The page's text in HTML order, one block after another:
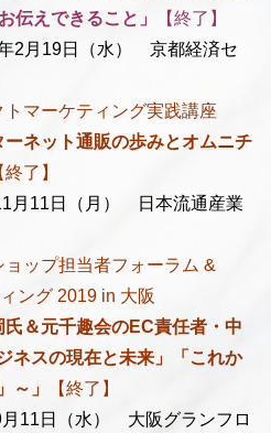
えできること」
【終了】
水） 京都経済セ
トマーケティング実践講座
ーネット通販の歩みとオムニチ
終了】
月） 日本流通産業
ョップ担当者フォーラム &
ング 2019 in 大阪
氏＆元千趣会のEC責任者・中
ネスの現在と未来」「これか
～」
【終了】
） 大阪グランフロ